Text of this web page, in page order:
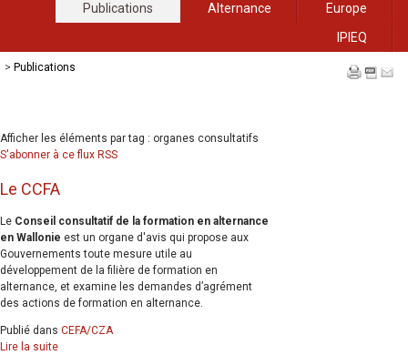
Publications
Alternance
Europe
IPIEQ
> Publications
Afficher les éléments par tag : organes consultatifs
S'abonner à ce flux RSS
Le CCFA
Le Conseil consultatif de la formation en alternance
en Wallonie est un organe d'avis qui propose aux
Gouvernements toute mesure utile au
développement de la filière de formation en
alternance, et examine les demandes d’agrément
des actions de formation en alternance.
Publié dans CEFA/CZA
Lire la suite